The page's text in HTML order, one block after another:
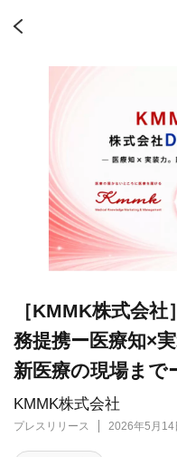
KMMK株式会社
プレスリリース 2026年5月14
［KMMK株式会
務提携ー医療知×
新医療の現場まで